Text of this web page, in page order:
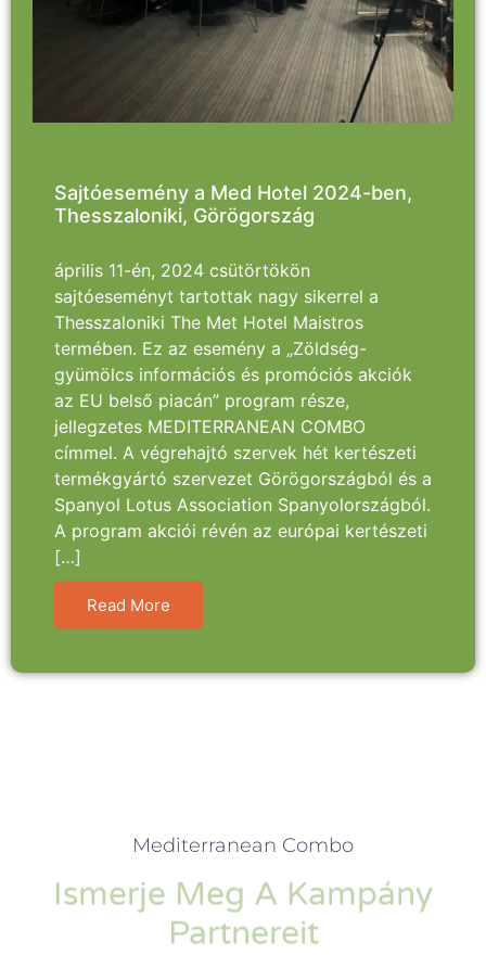
Sajtóesemény a Med Hotel 2024-ben,
Thesszaloniki, Görögország
április 11-én, 2024 csütörtökön
sajtóeseményt tartottak nagy sikerrel a
Thesszaloniki The Met Hotel Maistros
termében. Ez az esemény a „Zöldség-
gyümölcs információs és promóciós akciók
az EU belső piacán” program része,
jellegzetes MEDITERRANEAN COMBO
címmel. A végrehajtó szervek hét kertészeti
termékgyártó szervezet Görögországból és a
Spanyol Lotus Association Spanyolországból.
A program akciói révén az európai kertészeti
[…]
Read More
Mediterranean Combo
Ismerje Meg A Kampány
Partnereit